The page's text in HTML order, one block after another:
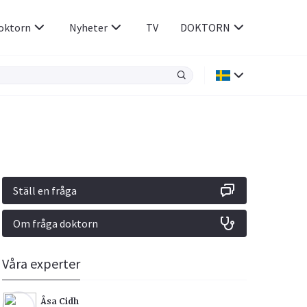
Rökavvänjning
Rörelseapparaten
Sex & Samliv
Sömn & Stress
Nyheter TV DOKTORN
Ställ en fråga
Om fråga doktorn
Våra experter
Åsa Cidh